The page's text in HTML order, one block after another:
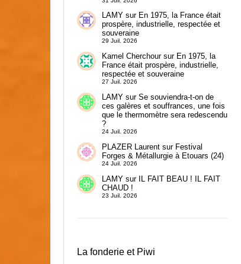
LAMYsur En 1975, la France était
prospère, industrielle, respectée et
souveraine
29 Juil. 2026
Kamel Cherchoursur En 1975, la
France était prospère, industrielle,
respectée et souveraine
27 Juil. 2026
LAMYsur Se souviendra-t-on de
ces galères et souffrances, une fois
que le thermomètre sera redescendu
?
24 Juil. 2026
PLAZER Laurentsur Festival
Forges & Métallurgie à Etouars (24)
24 Juil. 2026
LAMYsur IL FAIT BEAU ! IL FAIT
CHAUD !
23 Juil. 2026
La fonderie et Piwi